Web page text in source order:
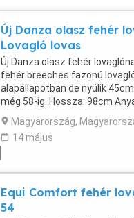
Új Danza olasz fehér
Lovagló lovas
Új Danza olasz fehér
fehér breeches fazonú
alapállapotban de nyúlik
még 58-ig. Hossza: 98cm
lovaglónadrág Extra márka!
utalás után postázom is
Magyarország,
14 május
Equi Comfort fehér
54